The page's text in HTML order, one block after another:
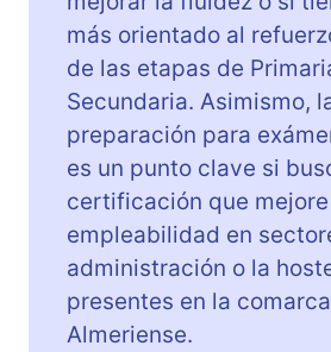
más orientado al
de las etapas de
Secundaria. Asimismo,
preparación para
es un punto clave si
certificación que
empleabilidad en
administración o la
presentes en la
Almeriense.